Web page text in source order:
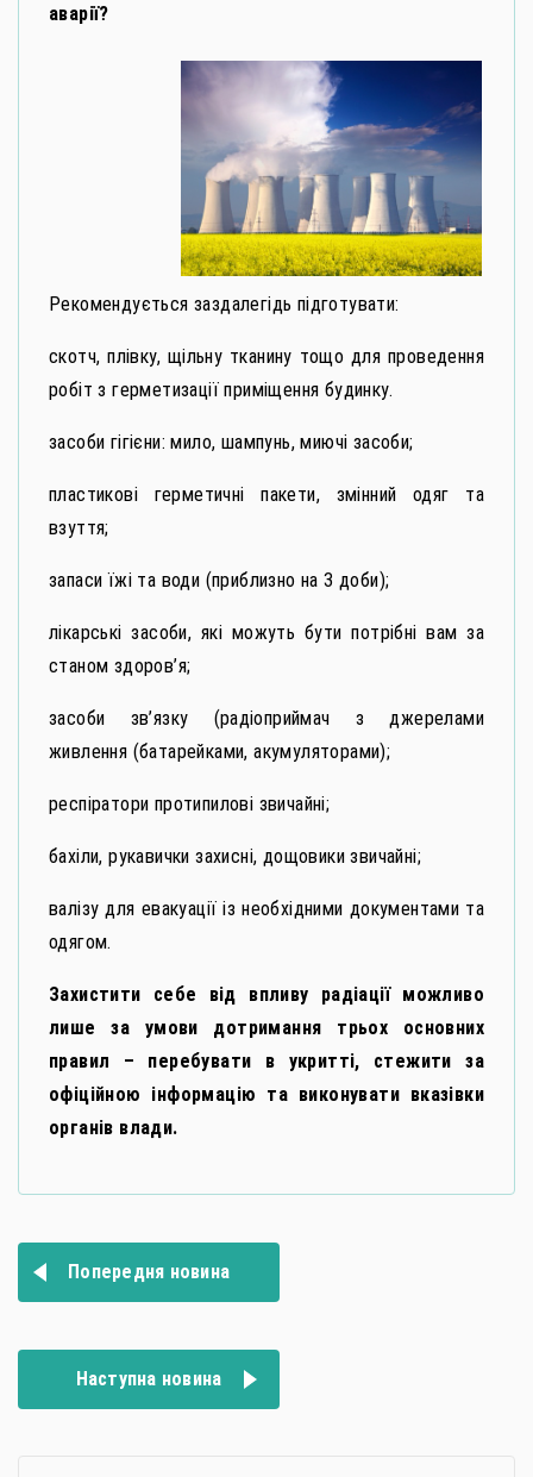
аварії?
Рекомендується заздалегідь підготувати:
скотч, плівку, щільну тканину тощо для проведення
робіт з герметизації приміщення будинку.
засоби гігієни: мило, шампунь, миючі засоби;
пластикові герметичні пакети, змінний одяг та
взуття;
запаси їжі та води (приблизно на 3 доби);
лікарські засоби, які можуть бути потрібні вам за
станом здоров’я;
засоби зв’язку (радіоприймач з джерелами
живлення (батарейками, акумуляторами);
респіратори протипилові звичайні;
бахіли, рукавички захисні, дощовики звичайні;
валізу для евакуації із необхідними документами та
одягом.
Захистити себе від впливу радіації можливо
лише за умови дотримання трьох основних
правил – перебувати в укритті, стежити за
офіційною інформацію та виконувати вказівки
органів влади.
Навігація
записів
Попередня новина
Наступна новина